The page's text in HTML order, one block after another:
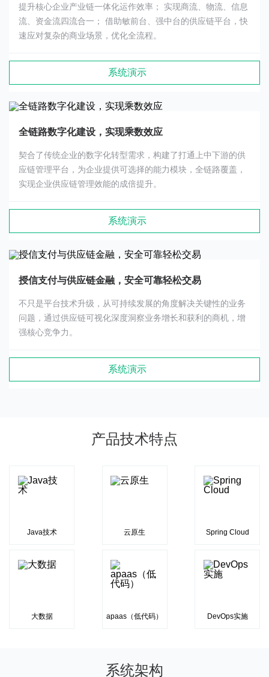
提升核心企业产业链一体化运作效率； 实现商流、物流、信息
流、资金流四流合一； 借助敏前台、强中台的供应链平台，快
速应对复杂的商业场景，优化全流程。
系统演示
全链路数字化建设，实现乘数效应
契合了传统企业的数字化转型需求，构建了打通上中下游的供
应链管理平台，为企业提供可选择的能力模块，全链路覆盖，
实现企业供应链管理效能的成倍提升。
系统演示
授信支付与供应链金融，安全可靠轻松交易
不只是平台技术升级，从可持续发展的角度解决关键性的业务
问题，通过供应链可视化深度洞察业务增长和获利的商机，增
强核心竞争力。
系统演示
产品技术特点
Java技术 云原生 Spring Cloud
大数据 apaas（低代码） DevOps实施
系统架构